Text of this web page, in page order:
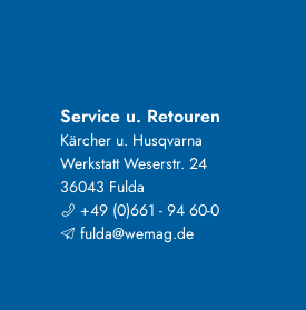
Service u. Retouren
Kärcher u. Husqvarna
Werkstatt Weserstr. 24
36043 Fulda
+49 (0)661 - 94 60-0
fulda@wemag.de